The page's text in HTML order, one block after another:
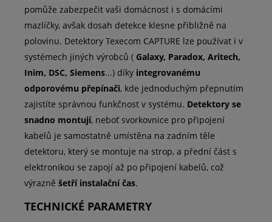
pomůže zabezpečit vaši domácnost i s domácími
mazlíčky, avšak dosah detekce klesne přibližně na
polovinu. Detektory Texecom CAPTURE lze používat i v
systémech jiných výrobců ( Galaxy, Paradox, Aritech,
Inim, DSC, Siemens...) díky integrovanému
odporovému přepínači, kde jednoduchým přepnutím
zajistíte správnou funkčnost v systému. Detektory se
snadno montují, neboť svorkovnice pro připojení
kabelů je samostatně umístěna na zadním těle
detektoru, který se montuje na strop, a přední část s
elektronikou se zapojí až po připojení kabelů, což
výrazně šetří instalační čas.
TECHNICKÉ PARAMETRY